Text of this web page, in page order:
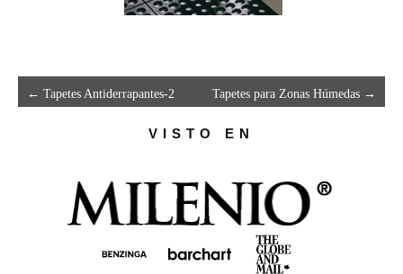
← Tapetes Antiderrapantes-2 Tapetes para Zonas Húmedas →
VISTO EN